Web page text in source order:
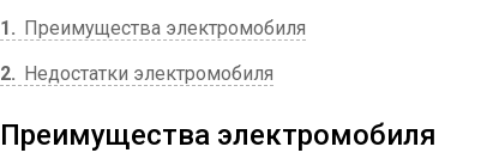
1
Преимущества электромобиля
2
Недостатки электромобиля
Преимущества электромобиля